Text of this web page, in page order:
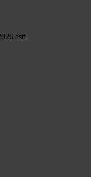
asti